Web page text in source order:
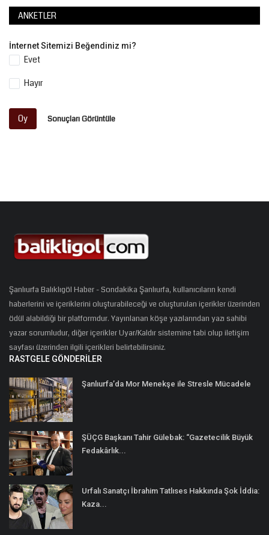
ANKETLER
İnternet Sitemizi Beğendiniz mi?
Evet
Hayır
Oy Sonuçları Görüntüle
Şanlıurfa Balıklıgöl Haber - Sondakika Şanlıurfa, kullanıcıların kendi
haberlerini ve içeriklerini oluşturabileceği ve oluşturulan içerikler üzerinden
ödül alabildiği bir platformdur. Yayınlanan köşe yazılarından yazı sahibi
yazar sorumludur, diğer içerikler Uyar/Kaldır sistemine tabi olup iletişim
sayfası üzerinden ilgili içerikleri belirtebilirsiniz.
RASTGELE GÖNDERILER
Şanlıurfa’da Mor Menekşe ile Stresle Mücadele
ŞÜÇG Başkanı Tahir Gülebak: “Gazetecilik Büyük
Fedakârlık...
Urfalı Sanatçı İbrahim Tatlıses Hakkında Şok İddia:
Kaza...